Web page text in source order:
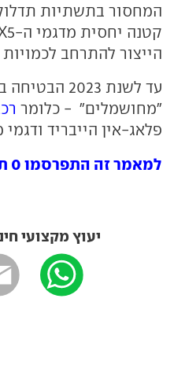
המחסור בתשתיות
הייצור להתרחב
"מחושמלים" - כלומר
פלאג-אין הייבריד ודגמי
למאמר זה התפרסמו 0 תגובות
יעוץ מקצועי